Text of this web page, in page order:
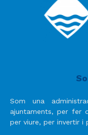
Som una
ajuntaments, per fer
per viure, per invertir i